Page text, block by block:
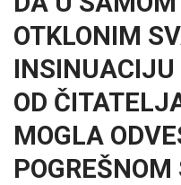
OTKLONIM
INSINUACIJU
OD
MOGLA